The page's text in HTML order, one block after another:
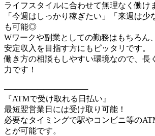
ライフスタイルに合わせて無理なく働け
「今週はしっかり稼ぎたい」「来週は少
も可能◎
Wワークや副業としての勤務はもちろん
安定収入を目指す方にもピッタリです。
働き方の相談もしやすい環境なので、長
力です！
───────────────
『ATMで受け取れる日払い』
最短翌営業日には受け取り可能！
必要なタイミングで駅やコンビニ等の
とが可能です。